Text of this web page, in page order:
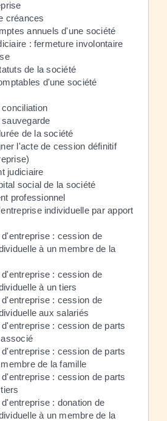
créances
annuels d'une société
: fermeture involontaire
de la société
d'une société
de la société
l'acte de cession définitif
judiciaire
social de la société
professionnel
individuelle par apport
: cession de
à un membre de la
: cession de
à un tiers
: cession de
aux salariés
: cession de parts
: cession de parts
de la famille
: cession de parts
: donation de
à un membre de la